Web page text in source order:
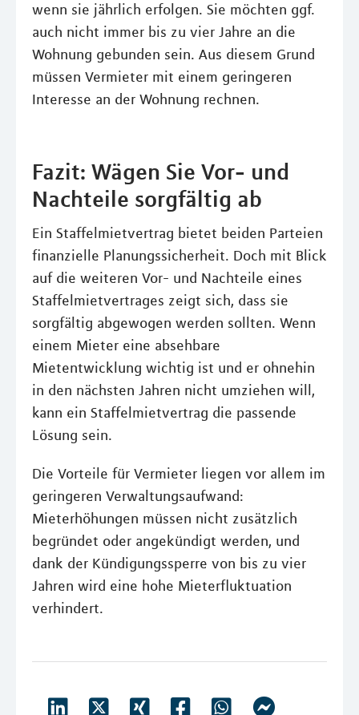
wenn sie jährlich erfolgen. Sie möchten ggf.
auch nicht immer bis zu vier Jahre an die
Wohnung gebunden sein. Aus diesem Grund
müssen Vermieter mit einem geringeren
Interesse an der Wohnung rechnen.
Fazit: Wägen Sie Vor- und
Nachteile sorgfältig ab
Ein Staffelmietvertrag bietet beiden Parteien
finanzielle Planungssicherheit. Doch mit Blick
auf die weiteren Vor- und Nachteile eines
Staffelmietvertrages zeigt sich, dass sie
sorgfältig abgewogen werden sollten. Wenn
einem Mieter eine absehbare
Mietentwicklung wichtig ist und er ohnehin
in den nächsten Jahren nicht umziehen will,
kann ein Staffelmietvertrag die passende
Lösung sein.
Die Vorteile für Vermieter liegen vor allem im
geringeren Verwaltungsaufwand:
Mieterhöhungen müssen nicht zusätzlich
begründet oder angekündigt werden, und
dank der Kündigungssperre von bis zu vier
Jahren wird eine hohe Mieterfluktuation
verhindert.